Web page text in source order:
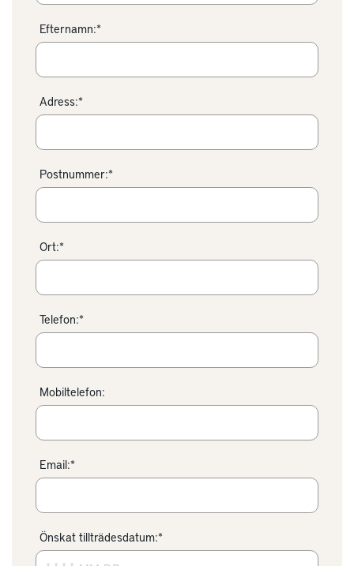
Efternamn:*
Adress:*
Postnummer:*
Ort:*
Telefon:*
Mobiltelefon:
Email:*
Önskat tillträdesdatum:*